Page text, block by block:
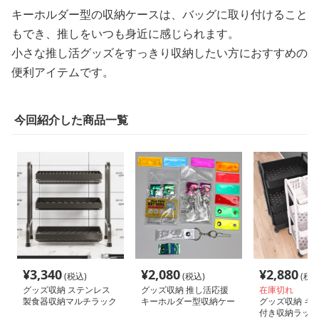
キーホルダー型の収納ケースは、バッグに取り付けること
もでき、推しをいつも身近に感じられます。
小さな推し活グッズをすっきり収納したい方におすすめの
便利アイテムです。
今回紹介した商品一覧
¥3,340(税込)
グッズ収納 ステンレス
製食器収納マルチラック
¥2,080(税込)
グッズ収納 推し活応援
キーホルダー型収納ケー
¥2,880(税
在庫切れ
グッズ収納 キ
付き収納ラッ